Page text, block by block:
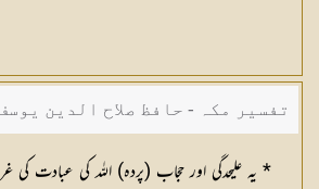
تفسیر مکہ - حافظ صلاح الدین
* یہ علیحدگی اور حجاب (پردہ) اللہ کی